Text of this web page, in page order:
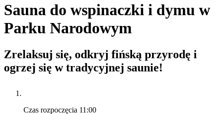
Sauna do wspinaczki i dymu w
Parku Narodowym
Zrelaksuj się, odkryj fińską przyrodę i
ogrzej się w tradycyjnej saunie!
Czas rozpoczęcia 11:00